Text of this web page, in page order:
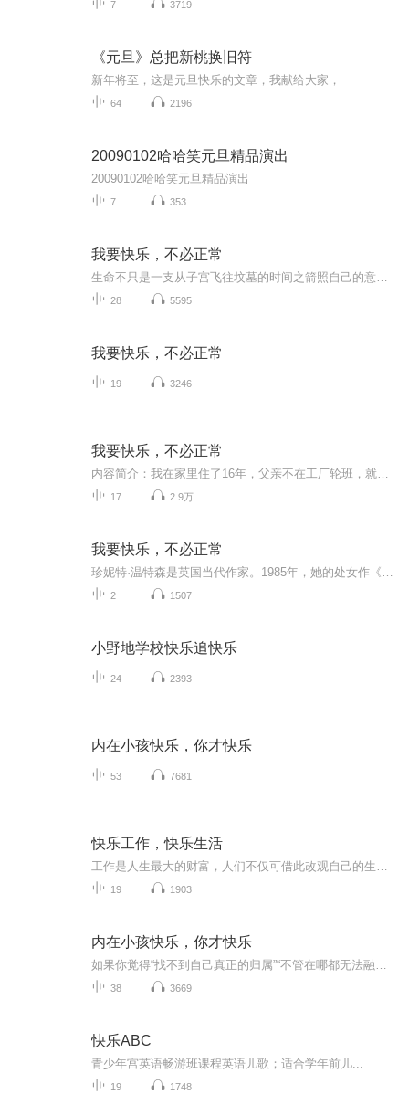
7 3719
《元旦》总把新桃换旧符
新年将至，这是元旦快乐的文章，我献给大家，
64 2196
20090102哈哈笑元旦精品演出
20090102哈哈笑元旦精品演出
7 353
我要快乐，不必正常
28 5595
我要快乐，不必正常
19 3246
我要快乐，不必正常
17 2.9万
我要快乐，不必正常
2 1507
小野地学校快乐追快乐
24 2393
内在小孩快乐，你才快乐
53 7681
快乐工作，快乐生活
19 1903
内在小孩快乐，你才快乐
38 3669
快乐ABC
青少年宫英语畅游班课程英语儿歌；适合学年前儿...
19 1748